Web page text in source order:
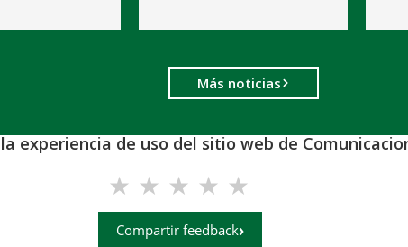
Más noticias
experiencia de uso del sitio web de